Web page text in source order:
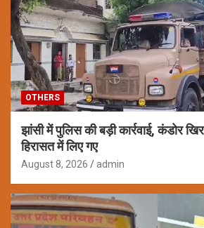
OTHERS
झांसी में पुलिस की बड़ी कार्रवाई, कंडोर
हिरासत में लिए गए
August 8, 2026 admin